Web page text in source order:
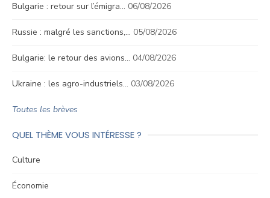
Bulgarie : retour sur l’émigra… 06/08/2026
Russie : malgré les sanctions,… 05/08/2026
Bulgarie: le retour des avions… 04/08/2026
Ukraine : les agro-industriels… 03/08/2026
Toutes les brèves
QUEL THÈME VOUS INTÉRESSE ?
Culture
Économie